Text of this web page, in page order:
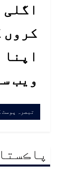
اگلی
کروں
اپنا
ویب